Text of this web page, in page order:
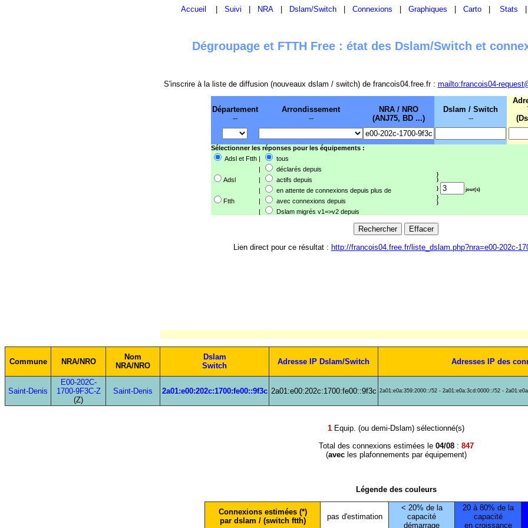
Accueil Suivi NRA Dslam/Switch Connexions Graphiques Carto Stats
Dégroupage et FTTH Free : état des Dslam/Switch et
S'inscrire à la liste de diffusion (nouveaux dslam / switch) de francois04.free.fr : mailto:francois04-
Département
--
Arrondissement
--
NRA / NRO
(ANJ75, BD ...)
Dslam / Switch
--
Sélectionner les réponses pour les équipements :
Adsl et Ftth |
tous
|
déclarés depuis
}
}
}
jour(s)
}
}
Adsl |
actifs depuis
|
en attente de connexions depuis plus de
Ftth
|
avec connexions depuis
|
Dslam migrés v1=>v2 depuis
Lien direct pour ce résultat : http://francois04.free.fr/liste_dslam.php?nra=e00-202c-
Commune NRA/NRO
Nom
NRA/NRO
Dslam
Switch
Adresse IP Dslam/Switch Adresses IP des
Saint-Denis
E00-202C-
1700-9F3C-Z
(Z)
Saint-Denis 2a01:e00:202c:1700:fe00::9f3c 2a01:e00:202c:1700:fe00::9f3c 2a01:e0a:359:2000::/52 - 2a01:e0a:3cd:0000::/52 -
1 Equip. (ou demi-Dslam) sélectionné(s)
Total des connexions estimées le 04/08: 847
(avecles plafonnements par équipement)
Légende des couleurs
Connexions estimées (*)
par dslam / (switch ftth)
pas d'estimation
< 20% de la
capacité
démarrage
20 à 80% de la
capacité
en croissance